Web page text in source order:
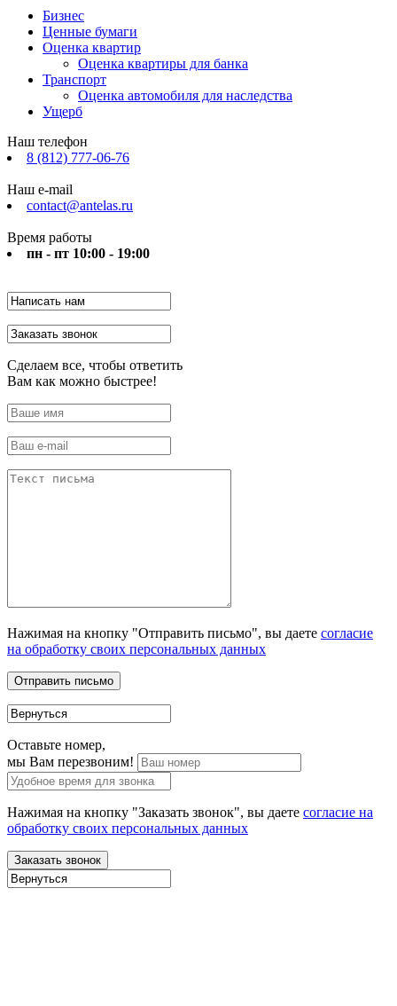
Бизнес
Ценные бумаги
Оценка квартир
Оценка квартиры для банка
Транспорт
Оценка автомобиля для наследства
Ущерб
Наш телефон
8 (812) 777-06-76
Наш e-mail
contact@antelas.ru
Время работы
пн - пт 10:00 - 19:00
Сделаем все, чтобы ответить
Вам как можно быстрее!
Нажимая на кнопку "Отправить письмо", вы даете согласие
на обработку своих персональных данных
Оставьте номер,
мы Вам перезвоним!
Нажимая на кнопку "Заказать звонок", вы даете согласие на
обработку своих персональных данных